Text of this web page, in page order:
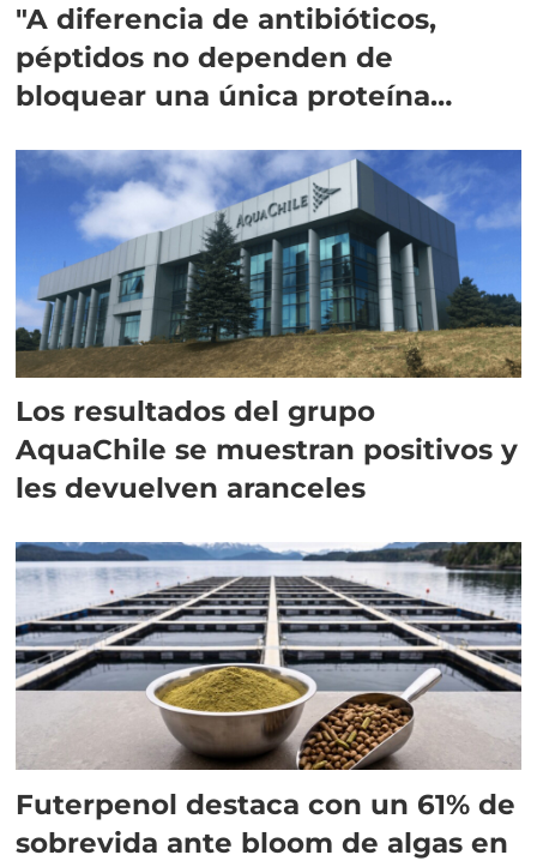
"A diferencia de antibióticos,
péptidos no dependen de
bloquear una única proteína
Los resultados del grupo
AquaChile se muestran positivos y
les devuelven aranceles
Futerpenol destaca con un 61% de
sobrevida ante bloom de algas en